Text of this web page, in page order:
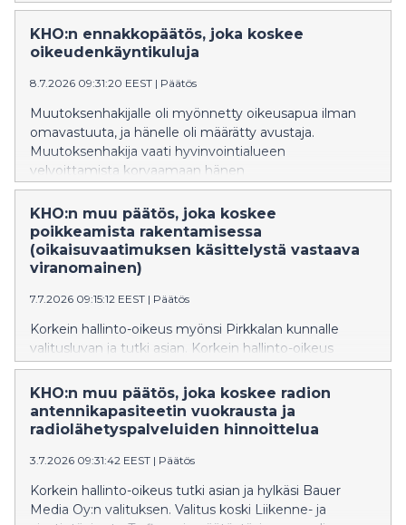
jossa ei ollut noudatettu hyvinvointialuelaissa
säädettyä määräaikaa hyvinvointialueen taseeseen
kertyneen alijäämän kattamiselle.
KHO:n ennakkopäätös, joka koskee
oikeudenkäyntikuluja
8.7.2026 09:31:20 EEST | Päätös
Muutoksenhakijalle oli myönnetty oikeusapua ilman
omavastuuta, ja hänelle oli määrätty avustaja.
Muutoksenhakija vaati hyvinvointialueen
velvoittamista korvaamaan hänen
oikeudenkäyntikulunsa korkeimmassa hallinto-
oikeudessa siltä osin kuin niitä ei korvata
oikeusapupäätöksen perusteella valtion varoista.
KHO:n muu päätös, joka koskee
poikkeamista rakentamisessa
(oikaisuvaatimuksen käsittelystä vastaava
viranomainen)
7.7.2026 09:15:12 EEST | Päätös
Korkein hallinto-oikeus myönsi Pirkkalan kunnalle
valitusluvan ja tutki asian. Korkein hallinto-oikeus
kumosi Hämeenlinnan hallinto-oikeuden päätöksen ja
palautti asian hallinto-oikeudelle uudelleen
käsiteltäväksi. Asiassa oli ratkaistavana, millä taholla on
ollut toimivalta käsitellä kaavoitusjohtajan
Asian tausta, korkeimmassa hallinto-oikeudessa
esitetyt vaatimukset ja korkeimman hallinto-oikeuden
ratkaisun perustelut ovat luettavissa korkeimman
hallinto-oikeuden internetsivustolla julkaistusta
KHO:n muu päätös, joka koskee radion
antennikapasiteetin vuokrausta ja
radiolähetyspalveluiden hinnoittelua
3.7.2026 09:31:42 EEST | Päätös
Korkein hallinto-oikeus tutki asian ja hylkäsi Bauer
Media Oy:n valituksen. Valitus koski Liikenne- ja